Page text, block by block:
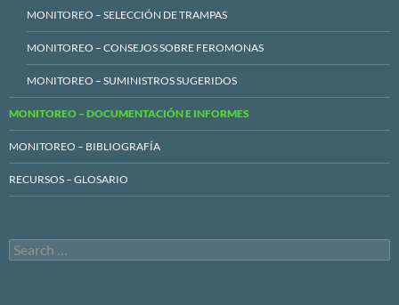
MONITOREO – SELECCIÓN DE TRAMPAS
MONITOREO – CONSEJOS SOBRE FEROMONAS
MONITOREO – SUMINISTROS SUGERIDOS
MONITOREO – DOCUMENTACIÓN E INFORMES
MONITOREO – BIBLIOGRAFÍA
RECURSOS – GLOSARIO
Search
for: